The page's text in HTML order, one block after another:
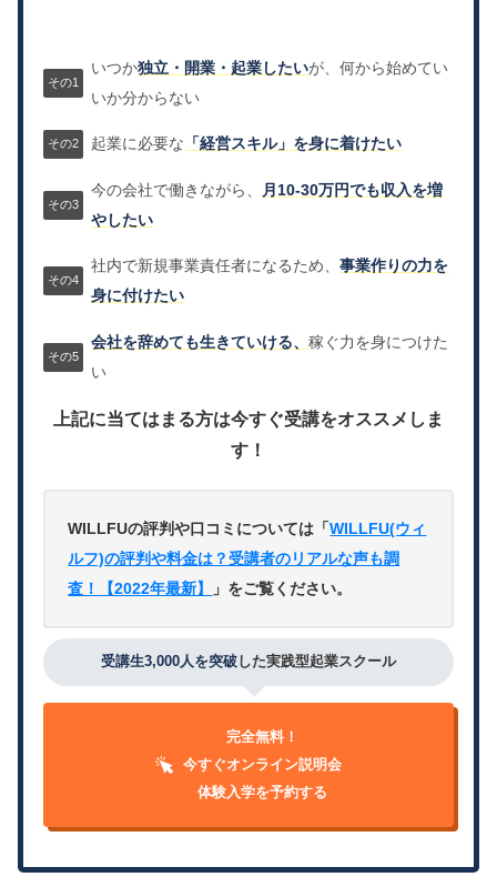
いつか独立・開業・起業したいが、何から始めてい
いか分からない
起業に必要な 「経営スキル」を身に着けたい
今の会社で働きながら、
月10-30万円でも収入を増
やしたい
社内で新規事業責任者になるため、事業作りの力を
身に付けたい
会社を辞めても生きていける、稼ぐ力を身につけた
い
上記に当てはまる方は今すぐ受講をオススメしま
す！
WILLFUの評判や口コミについては「WILLFU(ウィ
ルフ)の評判や料金は？受講者のリアルな声も調
査！【2022年最新】
」をご覧ください。
受講生3,000人を突破 した実践型起業スクール
完全無料！
今すぐオンライン説明会
体験入学を予約する